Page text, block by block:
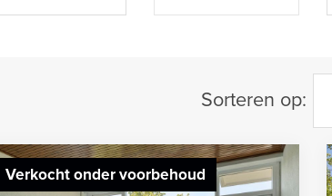
Sorteren op:
Verkocht onder voorbehoud